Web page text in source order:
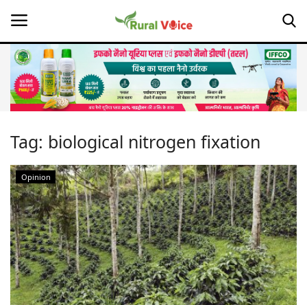
Home
About Us
Leadership Profiles
Opinion
Politics
Magazine
Tag: biological nitrogen fixation
Opinion